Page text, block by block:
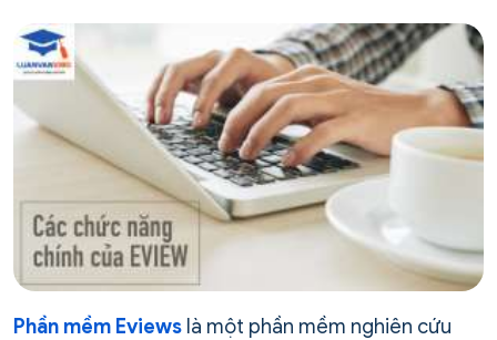
Phần mềm Eviews là một phần mềm nghiên cứu